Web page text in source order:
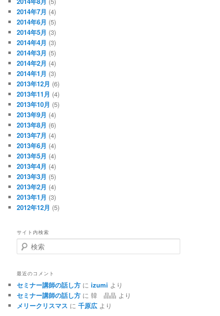
2014年7月 (4)
2014年6月 (5)
2014年5月 (3)
2014年4月 (3)
2014年3月 (5)
2014年2月 (4)
2014年1月 (3)
2013年12月 (6)
2013年11月 (4)
2013年10月 (5)
2013年9月 (4)
2013年8月 (6)
2013年7月 (4)
2013年6月 (4)
2013年5月 (4)
2013年4月 (4)
2013年3月 (5)
2013年2月 (4)
2013年1月 (3)
2012年12月 (5)
サイト内検索
検
索
最近のコメント
セミナー講師の話し方 にizumi より
セミナー講師の話し方 に韓 晶晶 より
メリークリスマス に千原広 より